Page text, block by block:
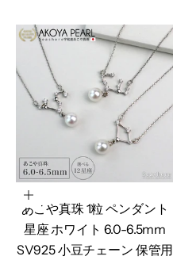
オプションを選択
あこや真珠 1粒 ペンダント
星座 ホワイト 6.0-6.5mm
SV925 小豆チェーン 保管用